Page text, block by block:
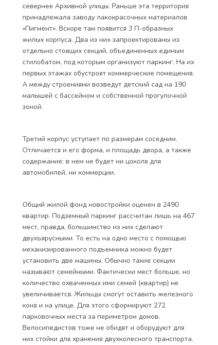
севернее Архивной улицы. Раньше эта территория
принадлежала заводу лакокрасочных материалов
«Пигмент». Вскоре там появится 3 П-образных
жилых корпуса. Два из них запроектированы из
отдельно стоящих секций, объединенных единым
стилобатом, под которым организуют паркинг. На их
первых этажах обустроят коммерческие помещения.
А между строениями возведут детский сад на 190
малышей с бассейном и собственной прогулочной
зоной.
Третий корпус уступает по размерам соседним.
Отличается и его форма, и площадь двора, а также
содержание: в нем не будет ни цоколя для
автомобилей, ни коммерции.
Общий жилой фонд новостройки оценен в 2490
квартир. Подземный паркинг рассчитан лишь на 467
мест, правда, большинство из них сделают
двухъярусными. То есть на одно место с помощью
механизированного подъемника можно будет
установить две машины. Обычно такие секции
называют семейными. Фактически мест больше, но
количество охваченных ими семей (квартир) не
увеличивается. Жильцы смогут оставить железного
коня и на улице. Для этого сформируют 272
парковочных места за периметром домов.
Велосипедистов тоже не обидят и оборудуют для
них стойки для хранения двухколесного транспорта.